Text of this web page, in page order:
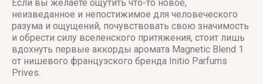
Если вы желаете ощутить что-то новое,
неизведанное и непостижимое для человеческого
разума и ощущений, почувствовать свою значимость
и обрести силу вселенского притяжения, стоит лишь
вдохнуть первые аккорды аромата Magnetic Blend 1
от нишевого французского бренда Initio Parfums
Prives.